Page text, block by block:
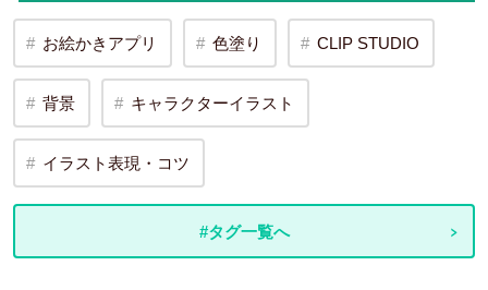
お絵かきアプリ 色塗り CLIP STUDIO
背景 キャラクターイラスト
イラスト表現・コツ
#タグ一覧へ